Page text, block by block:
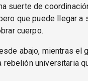
suerte de
que puede llegar a
cuerpo.
abajo, mientras el
rebelión universitaria